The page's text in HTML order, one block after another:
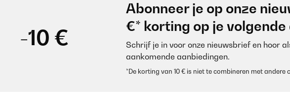
-10 €
Abonneer je op onze
€* korting op je volgende
Schrijf je in voor onze nieuwsbrief en hoor
aankomende aanbiedingen.
*De korting van 10 € is niet te combineren met andere